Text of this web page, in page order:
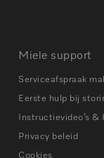
Miele support
Serviceafspraak
Eerste hulp bij
Instructievideo’s &
Privacy beleid
Cookies